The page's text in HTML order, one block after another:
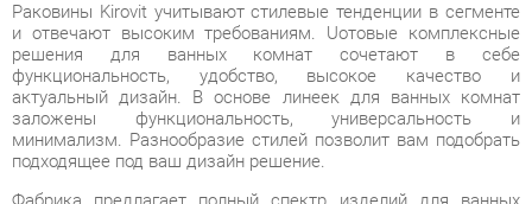
актуальный дизайн. В основе линеек для ванных комнат
заложены функциональность, универсальность и
минимализм. Разнообразие стилей позволит вам подобрать
подходящее под ваш дизайн решение.
Фабрика предлагает полный спектр изделий для ванных
комнат. В дизайне присутствуют два направления:
классический и современный. В основе первого – элементы
классицизма, прованса, ретро и кантри, второго –
минимализм, сканди, лофт.